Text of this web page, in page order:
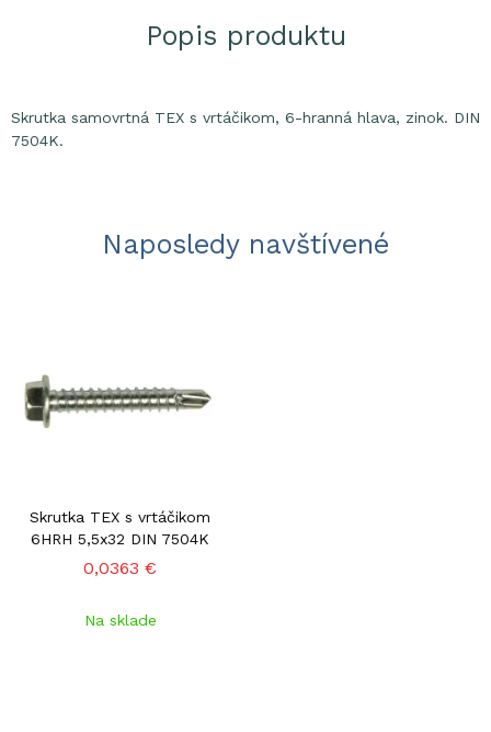
Popis produktu
Skrutka samovrtná TEX s vrtáčikom, 6-hranná hlava, zinok. DIN
7504K.
Naposledy navštívené
Skrutka TEX s vrtáčikom
6HRH 5,5x32 DIN 7504K
0,0363 €
Na sklade